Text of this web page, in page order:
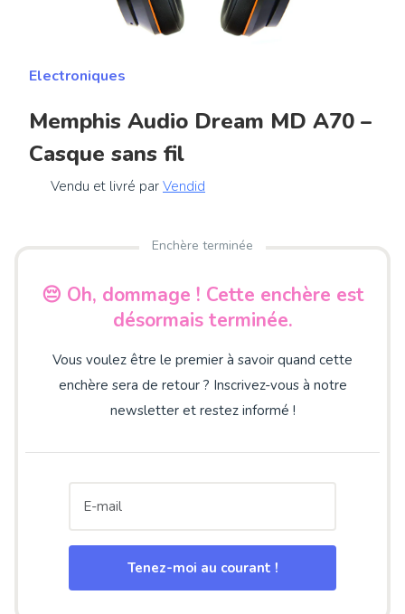
Electroniques
Memphis Audio Dream MD A70 –
Casque sans fil
Vendu et livré par Vendid
Enchère terminée
😔 Oh, dommage ! Cette enchère est
désormais terminée.
Vous voulez être le premier à savoir quand cette
enchère sera de retour ? Inscrivez-vous à notre
newsletter et restez informé !
Tenez-moi au courant !